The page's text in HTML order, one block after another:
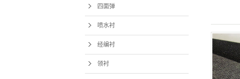
四面弹
喷水衬
经编衬
领衬